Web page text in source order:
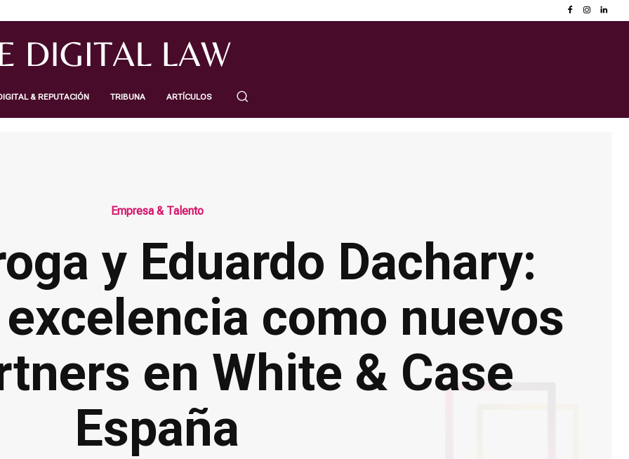
& REPUTACIÓN TRIBUNA ARTÍCULOS
Empresa & Talento
como nuevos
en White & Case
España